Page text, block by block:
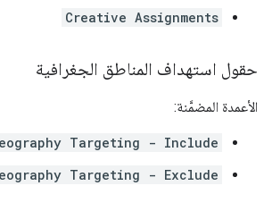
Creative Assignments
حقول استهداف المناطق الجغرافية
الأعمدة المضمَّنة:
Targeting - Include
Targeting - Exclude